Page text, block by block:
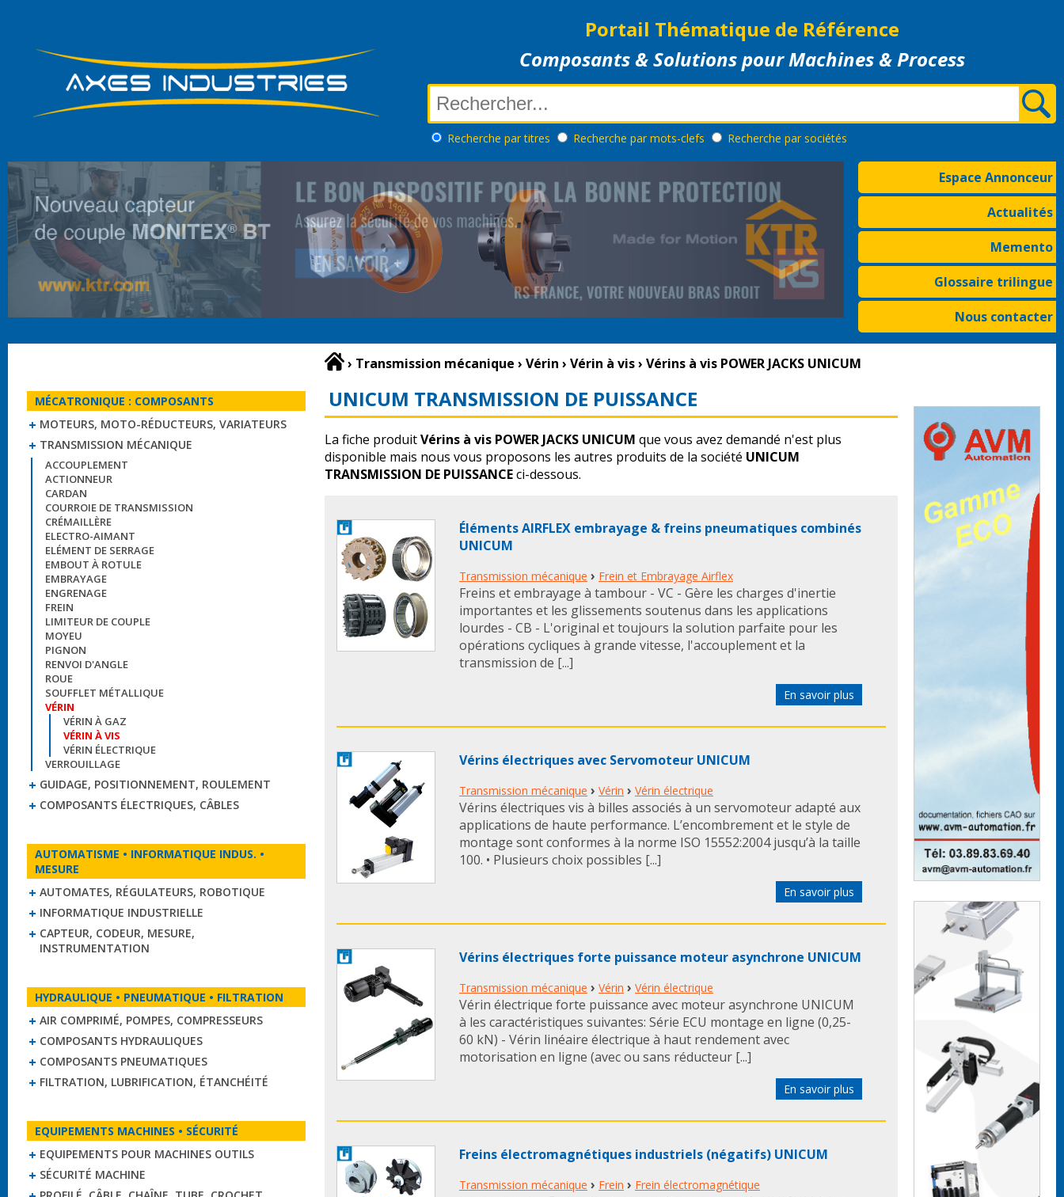
Portail Thématique de Référence
Composants & Solutions pour Machines & Process
Recherche par titres Recherche par mots-clefs Recherche par sociétés
Espace Annonceur
Actualités
Memento
Glossaire trilingue
Nous contacter
MÉCATRONIQUE : COMPOSANTS
MOTEURS, MOTO-RÉDUCTEURS, VARIATEURS
TRANSMISSION MÉCANIQUE
ACCOUPLEMENT
ACTIONNEUR
CARDAN
COURROIE DE TRANSMISSION
CRÉMAILLÈRE
ELECTRO-AIMANT
ELÉMENT DE SERRAGE
EMBOUT À ROTULE
EMBRAYAGE
ENGRENAGE
FREIN
LIMITEUR DE COUPLE
MOYEU
PIGNON
RENVOI D'ANGLE
ROUE
SOUFFLET MÉTALLIQUE
VÉRIN
VÉRIN À GAZ
VÉRIN À VIS
VÉRIN ÉLECTRIQUE
VERROUILLAGE
GUIDAGE, POSITIONNEMENT, ROULEMENT
COMPOSANTS ÉLECTRIQUES, CÂBLES
AUTOMATISME • INFORMATIQUE INDUS. •
MESURE
AUTOMATES, RÉGULATEURS, ROBOTIQUE
INFORMATIQUE INDUSTRIELLE
CAPTEUR, CODEUR, MESURE,
INSTRUMENTATION
HYDRAULIQUE • PNEUMATIQUE • FILTRATION
AIR COMPRIMÉ, POMPES, COMPRESSEURS
COMPOSANTS HYDRAULIQUES
COMPOSANTS PNEUMATIQUES
FILTRATION, LUBRIFICATION, ÉTANCHÉITÉ
EQUIPEMENTS MACHINES • SÉCURITÉ
EQUIPEMENTS POUR MACHINES OUTILS
SÉCURITÉ MACHINE
› Transmission mécanique › Vérin › Vérin à vis› Vérins à vis POWER JACKS UNICUM
UNICUM TRANSMISSION DE PUISSANCE
La fiche produitVérins à vis POWER JACKS UNICUM que vous avez demandé n'est plus
disponible mais nous vous proposons les autres produits de la société UNICUM
TRANSMISSION DE PUISSANCEci-dessous.
Éléments AIRFLEX embrayage & freins pneumatiques combinés
UNICUM
Transmission mécanique › Frein et Embrayage Airflex
Freins et embrayage à tambour - VC - Gère les charges d'inertie
importantes et les glissements soutenus dans les applications
lourdes - CB - L'original et toujours la solution parfaite pour les
opérations cycliques à grande vitesse, l'accouplement et la
transmission de [...]
En savoir plus
Vérins électriques avec Servomoteur UNICUM
Transmission mécanique › Vérin › Vérin électrique
Vérins électriques vis à billes associés à un servomoteur adapté aux
applications de haute performance. L’encombrement et le style de
montage sont conformes à la norme ISO 15552:2004 jusqu’à la taille
100. • Plusieurs choix possibles [...]
En savoir plus
Vérins électriques forte puissance moteur asynchrone UNICUM
Transmission mécanique › Vérin › Vérin électrique
Vérin électrique forte puissance avec moteur asynchrone UNICUM
à les caractéristiques suivantes: Série ECU montage en ligne (0,25-
60 kN) - Vérin linéaire électrique à haut rendement avec
motorisation en ligne (avec ou sans réducteur [...]
En savoir plus
Freins électromagnétiques industriels (négatifs) UNICUM
Transmission mécanique › Frein › Frein électromagnétique